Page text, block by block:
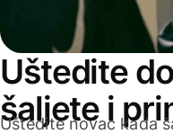
Uštedite
šaljete i
Uštedite novac kada